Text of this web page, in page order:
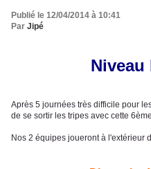
Publié le 12/04/2014 à 10:41
Par Jipé
Niveau
Après 5 journées très difficile pour
de se sortir les tripes avec cette
Nos 2 équipes joueront à l'extérieur